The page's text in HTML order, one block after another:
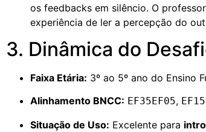
os feedbacks em silêncio. O
experiência de ler a percepção do
3. Dinâmica do
Faixa Etária: 3º ao 5º ano do Ensino
Alinhamento BNCC: EF35EF05,
Situação de Uso: Excelente para